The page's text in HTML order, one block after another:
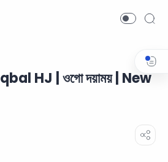
HJ | ওগো দয়াময় | New